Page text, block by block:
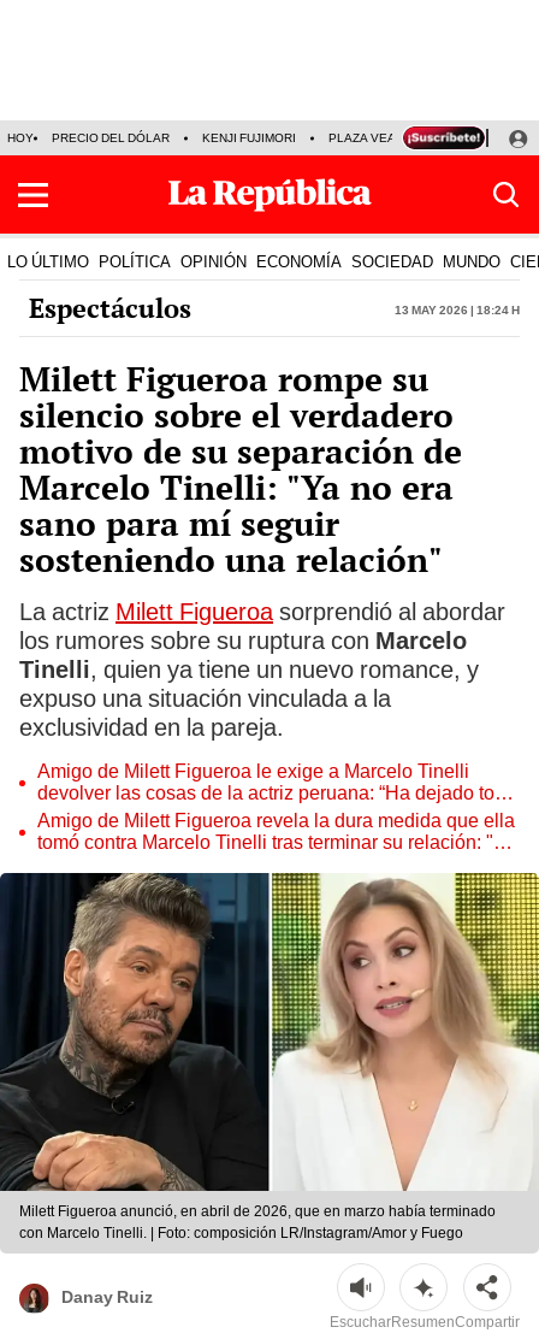
HOY PRECIO DEL DÓLAR KENJI FUJIMORI PLAZA VEA FERIADOS
LO ÚLTIMO POLÍTICA OPINIÓN ECONOMÍA SOCIEDAD MUNDO
Espectáculos 13 May 2026 | 18:24 h
Milett Figueroa rompe su
silencio sobre el verdadero
motivo de su separación de
Marcelo Tinelli: "Ya no era
sano para mí seguir
sosteniendo una relación"
La actriz Milett Figueroasorprendió al abordar
los rumores sobre su ruptura con Marcelo
Tinelli, quien ya tiene un nuevo romance, y
expuso una situación vinculada a la
exclusividad en la pareja.
Amigo de Milett Figueroa le exige a Marcelo Tinelli
devolver las cosas de la actriz peruana: “Ha dejado todo
en tu casa”
Amigo de Milett Figueroa revela la dura medida que ella
tomó contra Marcelo Tinelli tras terminar su relación: "Si
Milett Figueroa anunció, en abril de 2026, que en marzo había terminado
con Marcelo Tinelli. | Foto: composición LR/Instagram/Amor y Fuego
Danay Ruiz
EscucharResumenCompartir